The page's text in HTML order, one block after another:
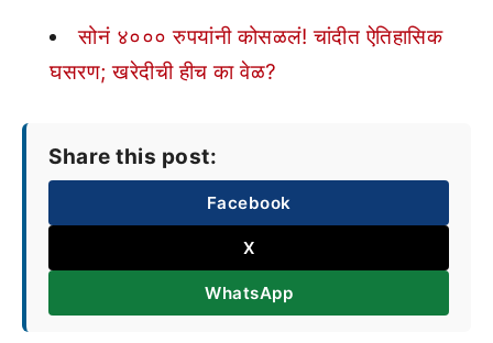
सोनं ४००० रुपयांनी कोसळलं! चांदीत ऐतिहासिक
घसरण; खरेदीची हीच का वेळ?
Share this post:
Facebook
X
WhatsApp